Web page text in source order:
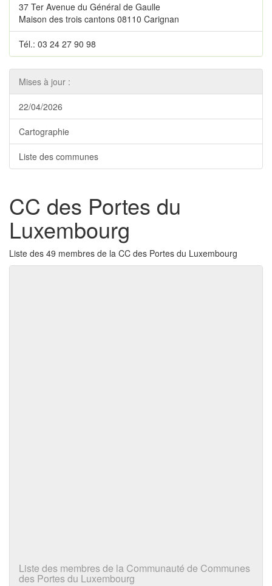
37 Ter Avenue du Général de Gaulle
Maison des trois cantons 08110 Carignan
Tél.: 03 24 27 90 98
Mises à jour :
22/04/2026
Cartographie
Liste des communes
CC des Portes du
Luxembourg
Liste des 49 membres de la CC des Portes du Luxembourg
Liste des membres de la Communauté de Communes
des Portes du Luxembourg